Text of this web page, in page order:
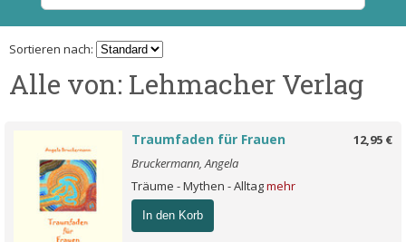
Sortieren nach:
Alle von: Lehmacher Verlag
12,95 €
Traumfaden für Frauen
Bruckermann, Angela
Träume - Mythen - Alltagmehr
In den Korb